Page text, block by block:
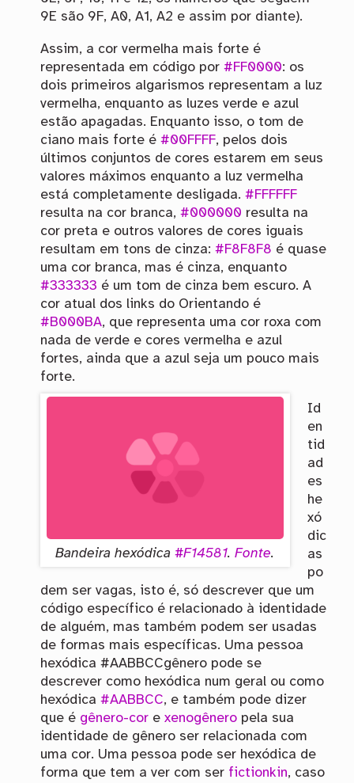
9E são 9F, A0, A1, A2 e assim por diante).
Assim, a cor vermelha mais forte é
representada em código por #FF0000: os
dois primeiros algarismos representam a luz
vermelha, enquanto as luzes verde e azul
estão apagadas. Enquanto isso, o tom de
ciano mais forte é #00FFFF, pelos dois
últimos conjuntos de cores estarem em seus
valores máximos enquanto a luz vermelha
está completamente desligada. #FFFFFF
resulta na cor branca, #000000 resulta na
cor preta e outros valores de cores iguais
resultam em tons de cinza: #F8F8F8 é quase
uma cor branca, mas é cinza, enquanto
#333333 é um tom de cinza bem escuro. A
cor atual dos links do Orientando é
#B000BA, que representa uma cor roxa com
nada de verde e cores vermelha e azul
fortes, ainda que a azul seja um pouco mais
forte.
Bandeira hexódica#F14581.Fonte.
Id
en
tid
ad
es
he
xó
dic
as
po
dem ser vagas, isto é, só descrever que um
código específico é relacionado à identidade
de alguém, mas também podem ser usadas
de formas mais específicas. Uma pessoa
hexódica #AABBCCgênero pode se
descrever como hexódica num geral ou como
hexódica #AABBCC, e também pode dizer
que é gênero-core xenogêneropela sua
identidade de gênero ser relacionada com
uma cor. Uma pessoa pode ser hexódica de
forma que tem a ver com ser fictionkin, caso